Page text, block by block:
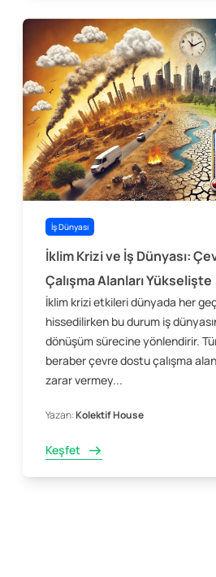
İş Dünyası
İklim Krizi ve İş Dünyası:
Çalışma Alanları Yükselişte
İklim krizi etkileri dünyada her
hissedilirken bu durum iş
dönüşüm sürecine yönlendirir.
beraber çevre dostu çalışma
zarar vermey...
Yazan:Kolektif House
Keşfet